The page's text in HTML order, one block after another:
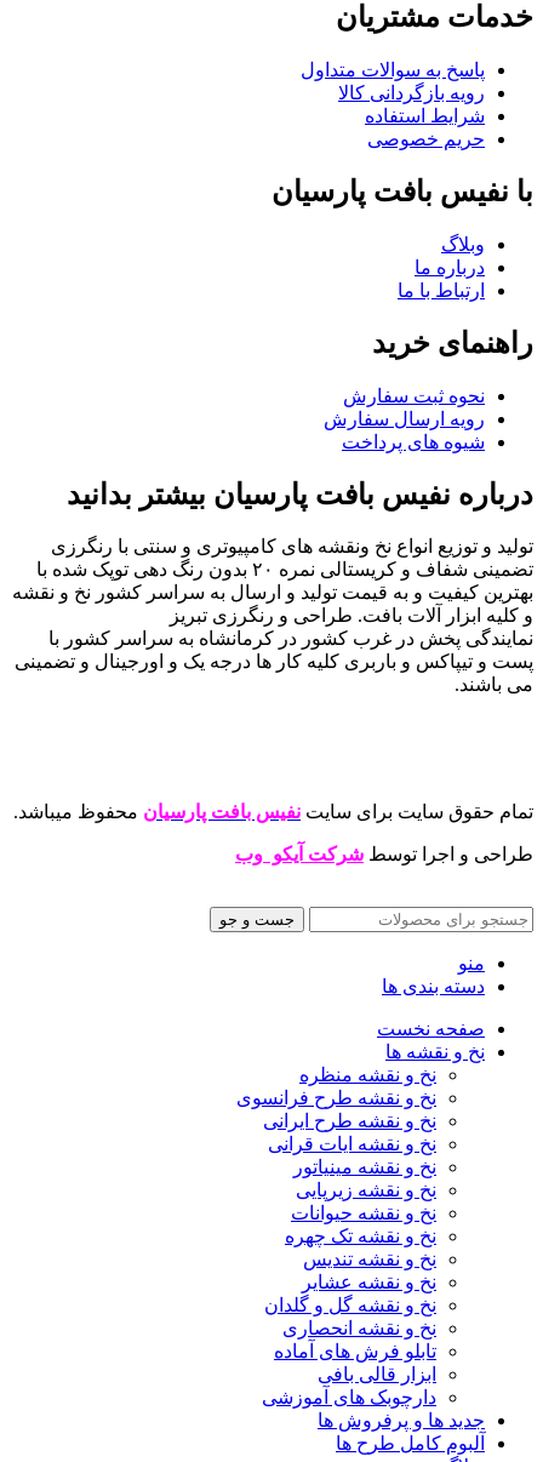
خدمات مشتریان
پاسخ به سوالات متداول
رویه بازگردانی کالا
شرایط استفاده
حریم خصوصی
با نفیس بافت پارسیان
وبلاگ
درباره ما
ارتباط با ما
راهنمای خرید
نحوه ثبت سفارش
رویه ارسال سفارش
شیوه های پرداخت
درباره نفیس بافت پارسیان بیشتر بدانید
تولید و توزیع انواع نخ ونقشه های کامپیوتری و سنتی با رنگرزی
تضمینی شفاف و کریستالی نمره ۲۰ بدون رنگ دهی توپک شده با
بهترین کیفیت و به قیمت تولید و ارسال به سراسر کشور نخ و نقشه
و کلیه ابزار آلات بافت. طراحی و رنگرزی تبریز
نمایندگی پخش در غرب کشور در کرمانشاه به سراسر کشور با
پست و تیپاکس و باربری کلیه کار ها درجه یک و اورجینال و تضمینی
می باشند.
تمام حقوق سایت برای سایت نفیس بافت پارسیان محفوظ میباشد.
طراحی و اجرا توسط شرکت آیکو وب
جست و جو
منو
دسته بندی ها
صفحه نخست
نخ و نقشه ها
نخ و نقشه منظره
نخ و نقشه طرح فرانسوی
نخ و نقشه طرح ایرانی
نخ و نقشه ایات قرانی
نخ و نقشه مینیاتور
نخ و نقشه زیرپایی
نخ و نقشه حیوانات
نخ و نقشه تک چهره
نخ و نقشه تندیس
نخ و نقشه عشایر
نخ و نقشه گل و گلدان
نخ و نقشه انحصاری
تابلو فرش های آماده
ابزار قالی بافی
دارچوبک های آموزشی
جدید ها و پرفروش ها
آلبوم کامل طرح ها